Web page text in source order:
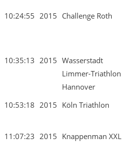
10:24:55 2015 Challenge Roth
10:35:13 2015 Wasserstadt
Limmer-Triathlon
Hannover
10:53:18 2015 Köln Triathlon
11:07:23 2015 Knappenman XXL